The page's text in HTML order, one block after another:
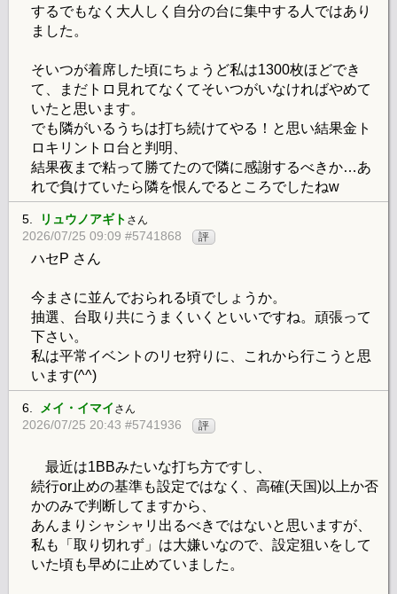
するでもなく大人しく自分の台に集中する人ではあり
ました。
そいつが着席した頃にちょうど私は1300枚ほどでき
て、まだトロ見れてなくてそいつがいなければやめて
いたと思います。
でも隣がいるうちは打ち続けてやる！と思い結果金ト
ロキリントロ台と判明、
結果夜まで粘って勝てたので隣に感謝するべきか…あ
れで負けていたら隣を恨んでるところでしたねw
5. リュウノアギト さん
2026/07/25 09:09 #5741868 評
ハセP さん
今まさに並んでおられる頃でしょうか。
抽選、台取り共にうまくいくといいですね。頑張って
下さい。
私は平常イベントのリセ狩りに、これから行こうと思
います(^^)
6. メイ・イマイ さん
2026/07/25 20:43 #5741936 評
最近は1BBみたいな打ち方ですし、
続行or止めの基準も設定ではなく、高確(天国)以上か否
かのみで判断してますから、
あんまりシャシャリ出るべきではないと思いますが、
私も「取り切れず」は大嫌いなので、設定狙いをして
いた頃も早めに止めていました。